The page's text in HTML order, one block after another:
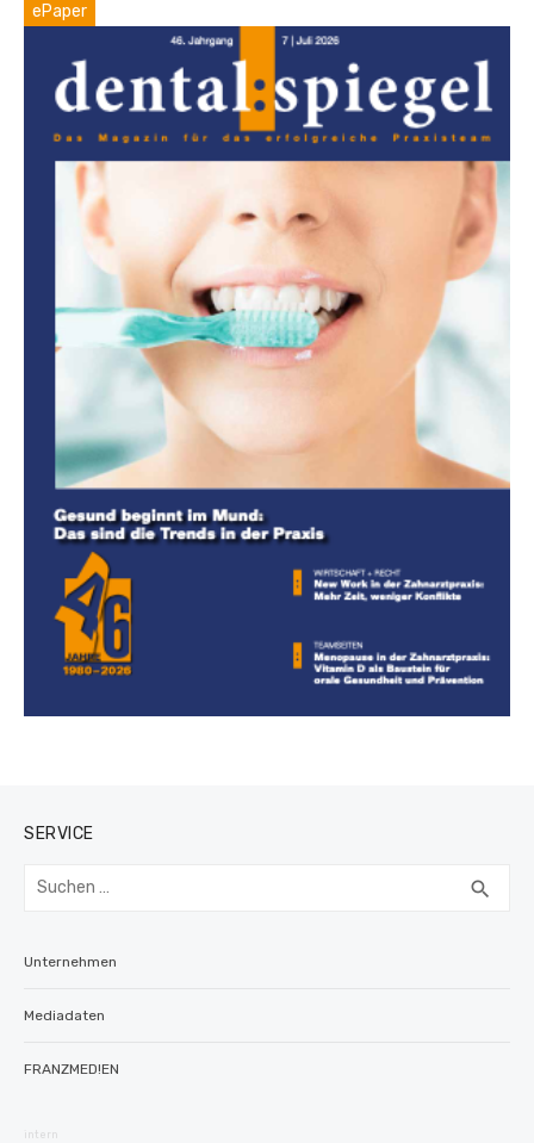
ePaper
SERVICE
Suchen
search
Unternehmen
Mediadaten
FRANZMED!EN
intern